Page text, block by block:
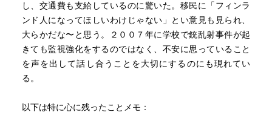
p20 フィンランドは真っ当なことをしているだけ
それや！この一言にすべて詰めこまれた。
p29 いちいち配慮しない
会で一位になれない子の気持ちとか、授業参観で親が来れ
し、交通費も支給しているのに驚いた。移民に「フィンラ
ンド人になってほしいわけじゃない」とい意見も見られ、
大らかだな〜と思う。２００７年に学校で銃乱射事件が起
きても監視強化をするのではなく、不安に思っていること
を声を出して話し合うことを大切にするのにも現れてい
る。
以下は特に心に残ったことメモ：